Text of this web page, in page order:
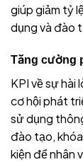
giúp giảm tỷ
dụng và đào
Tăng cường
KPI về sự hài
cơ hội phát
sử dụng
đào tạo,
kiện để nhân